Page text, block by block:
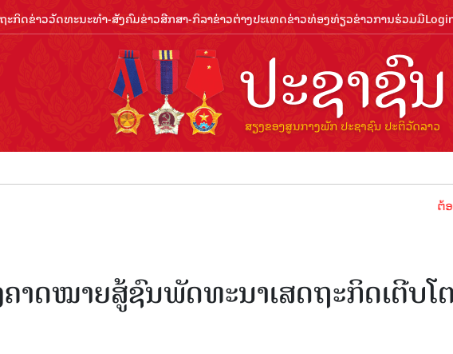
ະກິດຂ່າວວັດທະນະທຳ-ສັງຄົມຂ່າວສືກສາ-ກິລາຂ່າວຕ່າງປະເທດຂ່າວທ່ອງທ່ຽວຂ່າວການຮ່ວມມື
ຕ້ອນຮັບປີ
າດໝາຍສູ້ຊົນພັດທະນາເສດຖະກິດເຕີບໂຕ